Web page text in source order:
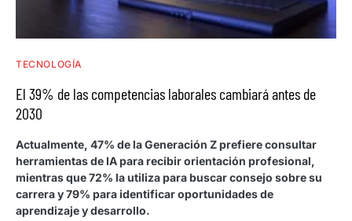
TECNOLOGÍA
El 39% de las competencias laborales cambiará antes de
2030
Actualmente, 47% de la Generación Z prefiere consultar
herramientas de IA para recibir orientación profesional,
mientras que 72% la utiliza para buscar consejo sobre su
carrera y 79% para identificar oportunidades de
aprendizaje y desarrollo.